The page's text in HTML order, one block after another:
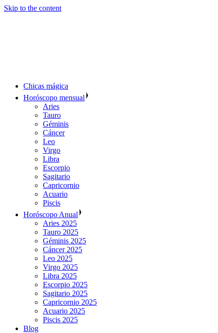
Skip to the content
Chicas mágica
Horóscopo mensual
Aries
Tauro
Géminis
Cáncer
Leo
Virgo
Libra
Escorpio
Sagitario
Capricornio
Acuario
Piscis
Horóscopo Anual
Aries 2025
Tauro 2025
Géminis 2025
Cáncer 2025
Leo 2025
Virgo 2025
Libra 2025
Escorpio 2025
Sagitario 2025
Capricornio 2025
Acuario 2025
Piscis 2025
Blog